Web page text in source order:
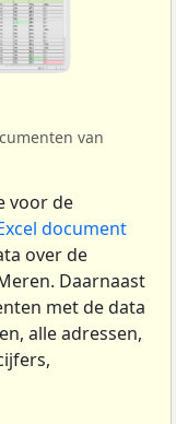
van
voor de
document
over de
Daarnaast
met de data
alle adressen,